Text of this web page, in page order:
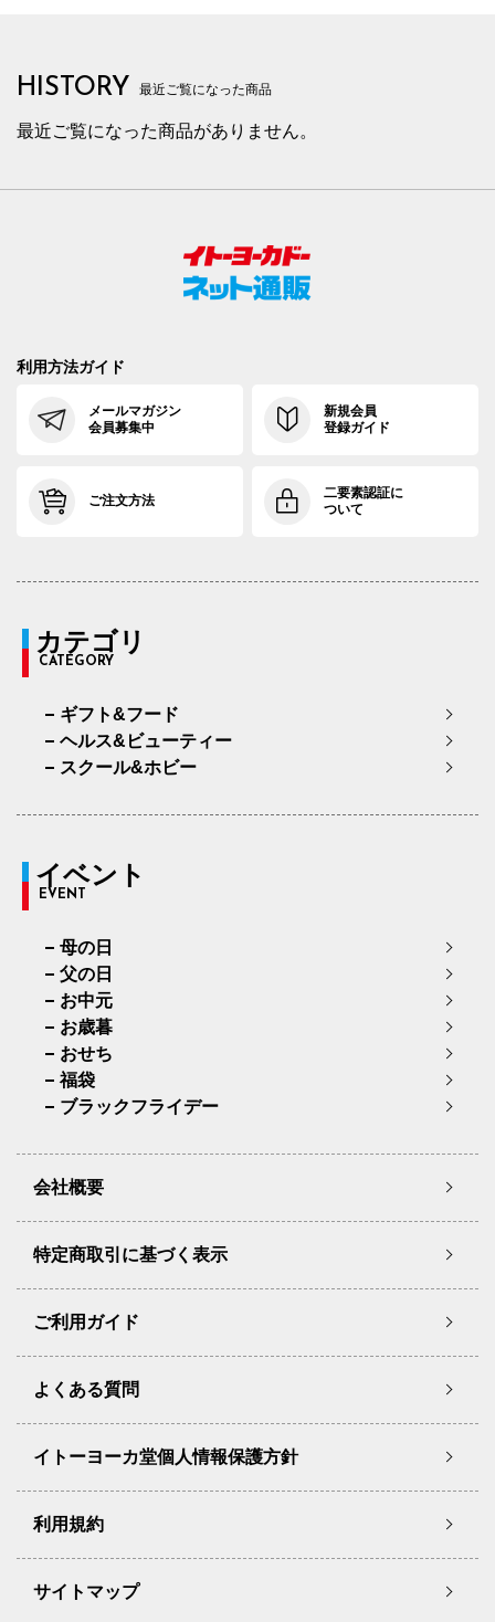
HISTORY 最近ご覧になった商品
最近ご覧になった商品がありません。
利用方法ガイド
メールマガジン
会員募集中
新規会員
登録ガイド
ご注文方法
二要素認証に
ついて
カテゴリ
CATEGORY
ギフト&フード
ヘルス&ビューティー
スクール&ホビー
イベント
EVENT
母の日
父の日
お中元
お歳暮
おせち
福袋
ブラックフライデー
会社概要
特定商取引に基づく表示
ご利用ガイド
よくある質問
イトーヨーカ堂個人情報保護方針
利用規約
サイトマップ